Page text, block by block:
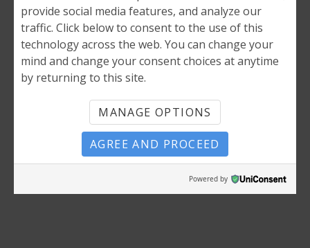
PODCAST EMPFEHLUNG
provide social media features, and analyze our
traffic. Click below to consent to the use of this
technology across the web. You can change your
mind and change your consent choices at anytime
by returning to this site.
MANAGE OPTIONS
AGREE AND PROCEED
Powered by